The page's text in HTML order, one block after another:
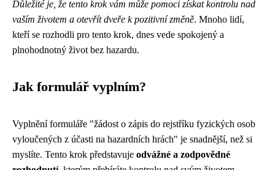
Důležité je, že tento krok vám může pomoci získat kontrolu nad
vaším životem a otevřít dveře k pozitivní změně. Mnoho lidí,
kteří se rozhodli pro tento krok, dnes vede spokojený a
plnohodnotný život bez hazardu.
Jak formulář vyplním?
Vyplnění formuláře "žádost o zápis do rejstříku fyzických osob
vyloučených z účasti na hazardních hrách" je snadnější, než si
myslíte. Tento krok představuje odvážné a zodpovědné